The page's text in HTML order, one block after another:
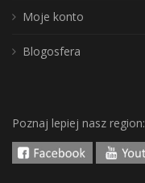
Moje konto
Blogosfera
Poznaj lepiej nasz region: